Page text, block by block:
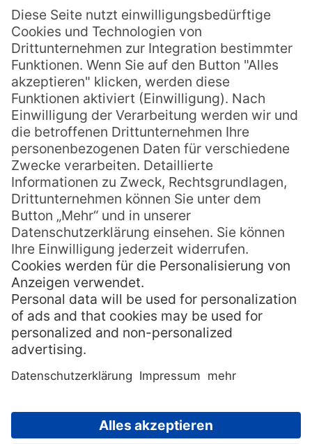
Sonnenstrahl
» Allira
Bedeutung: Quarz oder Kristall
» Arika
Bedeutung: Spirituelle Energie
» Bindi
Bedeutung: Kleines Mädchen
» Darana
Bedeutung: Göttin während der Traumzeit
» Ellin
Bedeutung: Wunsch
» Elandra
Bedeutung: Neben dem Meer
» Inala
» Isley